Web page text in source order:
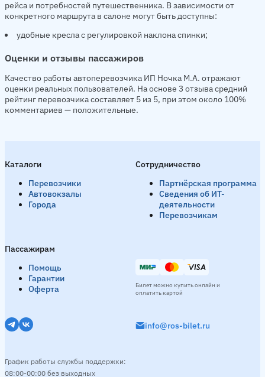
рейса и потребностей путешественника. В зависимости от
конкретного маршрута в салоне могут быть доступны:
удобные кресла с регулировкой наклона спинки;
Оценки и отзывы пассажиров
Качество работы автоперевозчика ИП Ночка М.А. отражают
оценки реальных пользователей. На основе 3 отзыва средний
рейтинг перевозчика составляет 5 из 5, при этом около 100%
комментариев — положительные.
Каталоги
Перевозчики
Автовокзалы
Города
Пассажирам
Помощь
Гарантии
Оферта
Сотрудничество
Партнёрская программа
Сведения об ИТ-
деятельности
Перевозчикам
info@ros-bilet.ru
График работы службы поддержки:
08:00-00:00 без выходных
Билет можно купить онлайн и
оплатить картой